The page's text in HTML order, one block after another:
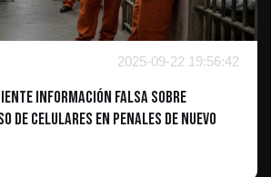
2025-09-22 19:56:42
Información Falsa sobre
de Celulares en Penales de Nuevo